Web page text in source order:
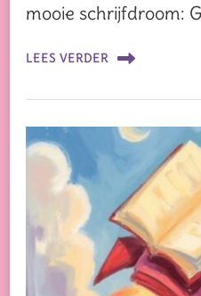
mooie schrijfdroom:
LEES VERDER